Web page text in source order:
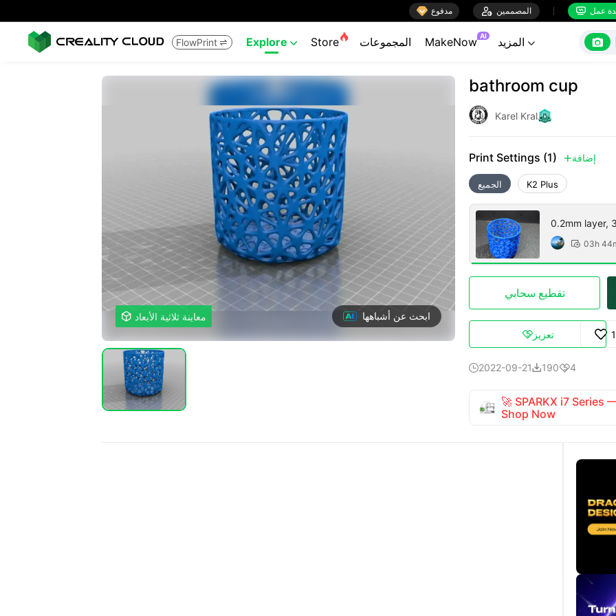
 مدفوع  المصممين  عمل
FlowPrint  Explore  Store المجموعات MakeNow AI
 
 معاينة ثلاثية الأبعاد ابحث عن أشباهها
bathroom cup
Karel Kral
Print Settings (1)  إضافة
الجميع K2 Plus
0.2mm layer,
 03h
تقطيع سحابي
تعزيز
2022-09-211904
🚀 SPARKX i7 Series
Shop Now